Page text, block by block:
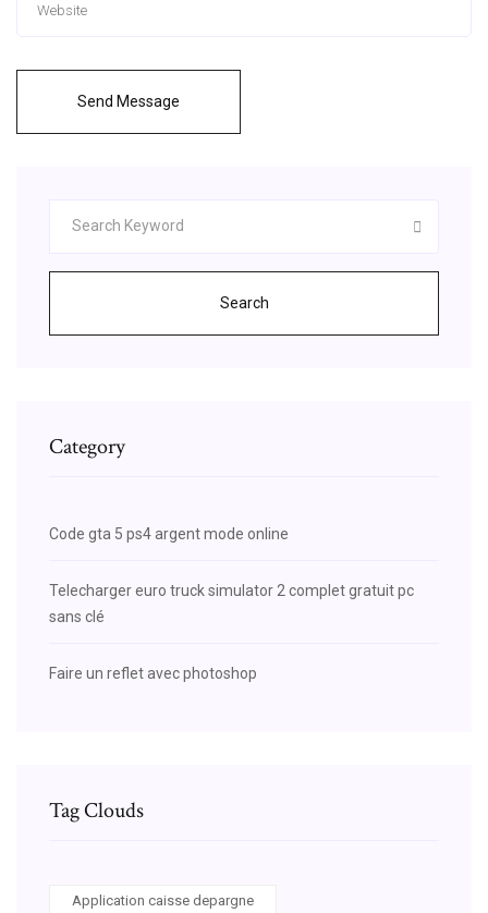
Send Message
Search
Category
Code gta 5 ps4 argent mode online
Telecharger euro truck simulator 2 complet gratuit pc
sans clé
Faire un reflet avec photoshop
Tag Clouds
Application caisse depargne